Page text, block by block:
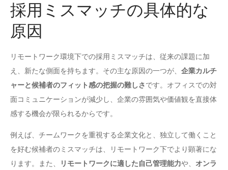
採用ミスマッチの具体的な
原因
リモートワーク環境下での採用ミスマッチは、従来の課題に加
え、新たな側面を持ちます。その主な原因の一つが、 企業カルチ
ャーと候補者のフィット感の把握の難しさです。オフィスでの対
面コミュニケーションが減少し、企業の雰囲気や価値観を直接体
感する機会が限られるからです。
例えば、チームワークを重視する企業文化と、独立して働くこと
を好む候補者のミスマッチは、リモートワーク下でより顕著にな
ります。また、
リモートワークに適した自己管理能力や、 オンラ